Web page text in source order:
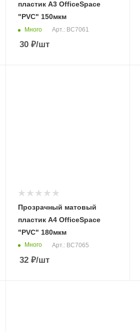
пластик А3 OfficeSpace
"PVC" 150мкм
Много Арт.: BC7061
30₽/шт
Прозрачный матовый
пластик А4 OfficeSpace
"PVC" 180мкм
Много Арт.: BC7065
32₽/шт